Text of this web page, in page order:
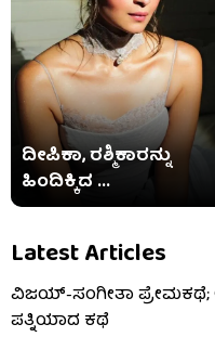
ದೀಪಿಕಾ, ರಶ್ಮಿಕಾರನ್ನು
ಹಿಂದಿಕ್ಕಿದ ...
Latest Articles
ವಿಜಯ್-ಸಂಗೀತಾ
ಪತ್ನಿಯಾದ ಕಥೆ